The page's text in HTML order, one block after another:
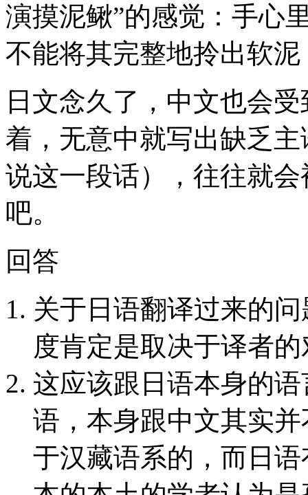
演摸泥鳅”的感觉：手心
不能将其完整地拎出软
日文念久了，中文也会
着，无意中就写出缺乏
说这一段话），往往就会
吧。
回答
关于日语翻译过来的
度肯定是取决于译者
这应该跟日语本身的
语，本身跟中文其实
于汉藏语系的，而日